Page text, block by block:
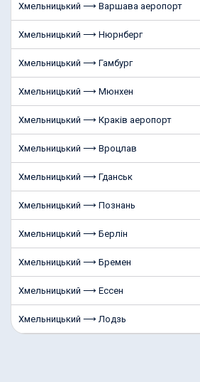
Хмельницький ⟶ Варшава аеропорт
Хмельницький ⟶ Нюрнберг
Хмельницький ⟶ Гамбург
Хмельницький ⟶ Мюнхен
Хмельницький ⟶ Краків аеропорт
Хмельницький ⟶ Вроцлав
Хмельницький ⟶ Гданськ
Хмельницький ⟶ Познань
Хмельницький ⟶ Берлін
Хмельницький ⟶ Бремен
Хмельницький ⟶ Ессен
Хмельницький ⟶ Лодзь